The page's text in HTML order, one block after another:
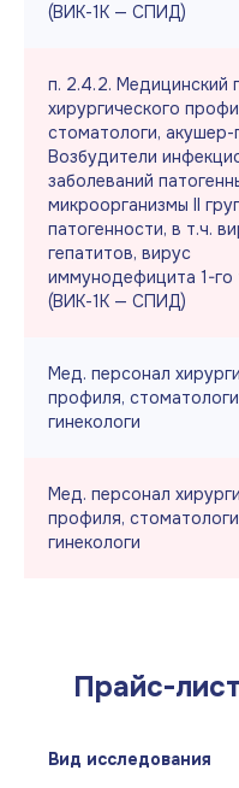
(ВИК-1К — СПИД)
п. 2.4.2. Медицинский
хирургического
стоматологи, акушер-
Возбудители
заболеваний
микроорганизмы II
патогенности, в т.ч.
гепатитов, вирус
иммунодефицита 1-го
(ВИК-1К — СПИД)
Мед. персонал
профиля,
гинекологи
Мед. персонал
профиля,
гинекологи
Прайс-
Вид исследования